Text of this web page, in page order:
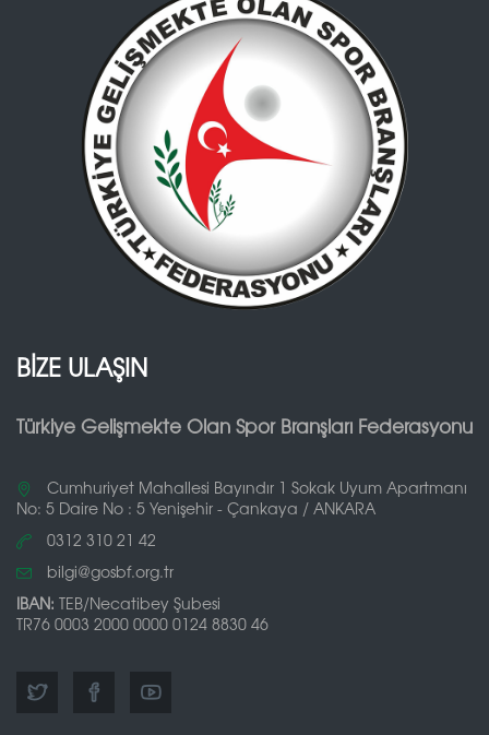
BİZE ULAŞIN
Türkiye Gelişmekte Olan Spor Branşları Federasyonu
Cumhuriyet Mahallesi Bayındır 1 Sokak Uyum Apartmanı
No: 5 Daire No : 5 Yenişehir - Çankaya / ANKARA
0312 310 21 42
bilgi@gosbf.org.tr
IBAN: TEB/Necatibey Şubesi
TR76 0003 2000 0000 0124 8830 46